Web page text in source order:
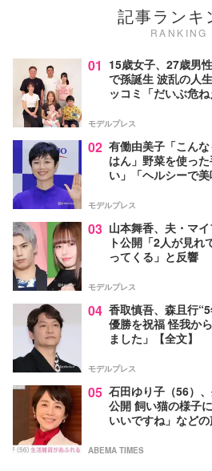
記事ランキ
RANKING
01 15歳女子、27歳男
で孫誕生 波乱の人
ッコミ「だいぶ危ね
モデルプレス
02 有働由美子「こん
はん」野菜を使っ
い」「ヘルシーで
モデルプレス
03 山本舞香、夫・マ
ト公開「2人が見れ
ってくる」と反響
モデルプレス
04 香取慎吾、森且行
優勝を祝福 怪我か
ました」【全文】
モデルプレス
05 石田ゆり子（56）
公開 飼い猫の様子
いいですね」など
ABEMA TIMES